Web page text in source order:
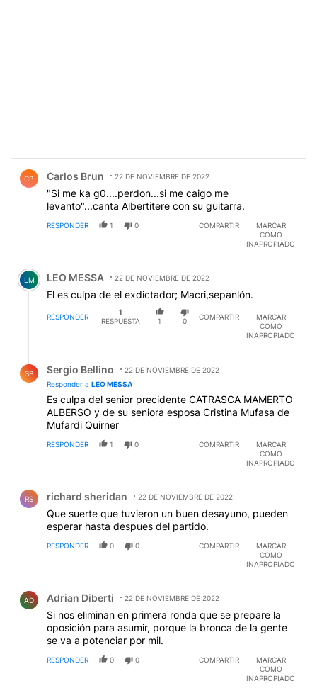
CB Carlos Brun 22 DE NOVIEMBRE DE 2022
"Si me ka g0....perdon...si me caigo me
levanto"...canta Albertitere con su guitarra.
RESPONDER 1 0 COMPARTIR
MARCAR
COMO
INAPROPIADO
Comentario de LEO MESSA.
LM LEO MESSA 22 DE NOVIEMBRE DE 2022
El es culpa de el exdictador; Macri,sepanlón.
RESPONDER
1
RESPUESTA
1 0
COMPARTIR
MARCAR
COMO
INAPROPIADO
SB Sergio Bellino
22 DE NOVIEMBRE DE 2022
Responder a LEO MESSA
Es culpa del senior precidente CATRASCA MAMERTO
ALBERSO y de su seniora esposa Cristina Mufasa de
Mufardi Quirner
RESPONDER 1 0 COMPARTIR
MARCAR
COMO
INAPROPIADO
RS richard sheridan 22 DE NOVIEMBRE DE 2022
Que suerte que tuvieron un buen desayuno, pueden
esperar hasta despues del partido.
RESPONDER 0 0 COMPARTIR
MARCAR
COMO
INAPROPIADO
AD Adrian Diberti 22 DE NOVIEMBRE DE 2022
Si nos eliminan en primera ronda que se prepare la
oposición para asumir, porque la bronca de la gente
se va a potenciar por mil.
RESPONDER 0 0 COMPARTIR
MARCAR
COMO
INAPROPIADO